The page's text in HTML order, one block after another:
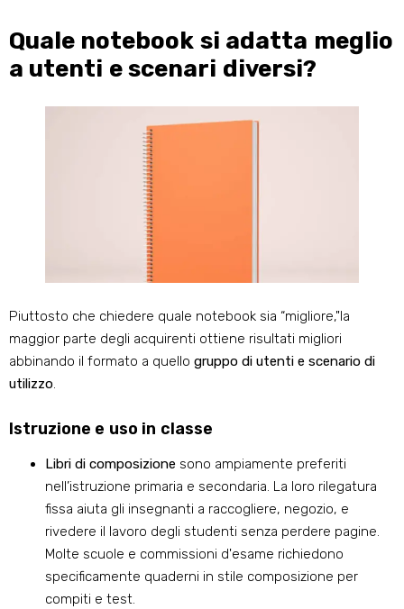
Quale notebook si adatta meglio
a utenti e scenari diversi?
Piuttosto che chiedere quale notebook sia “migliore,"la
maggior parte degli acquirenti ottiene risultati migliori
abbinando il formato a quello gruppo di utenti e scenario di
utilizzo.
Istruzione e uso in classe
Libri di composizione sono ampiamente preferiti
nell’istruzione primaria e secondaria. La loro rilegatura
fissa aiuta gli insegnanti a raccogliere, negozio, e
rivedere il lavoro degli studenti senza perdere pagine.
Molte scuole e commissioni d'esame richiedono
specificamente quaderni in stile composizione per
compiti e test.